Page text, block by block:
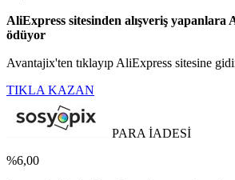
AliExpress sitesinden alışveriş yapanlara
ödüyor
Avantajix'ten tıklayıp AliExpress sitesine
TIKLA KAZAN
PARA İADESİ
%6,00